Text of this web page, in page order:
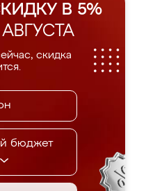
В 5%
скидка
бюджет